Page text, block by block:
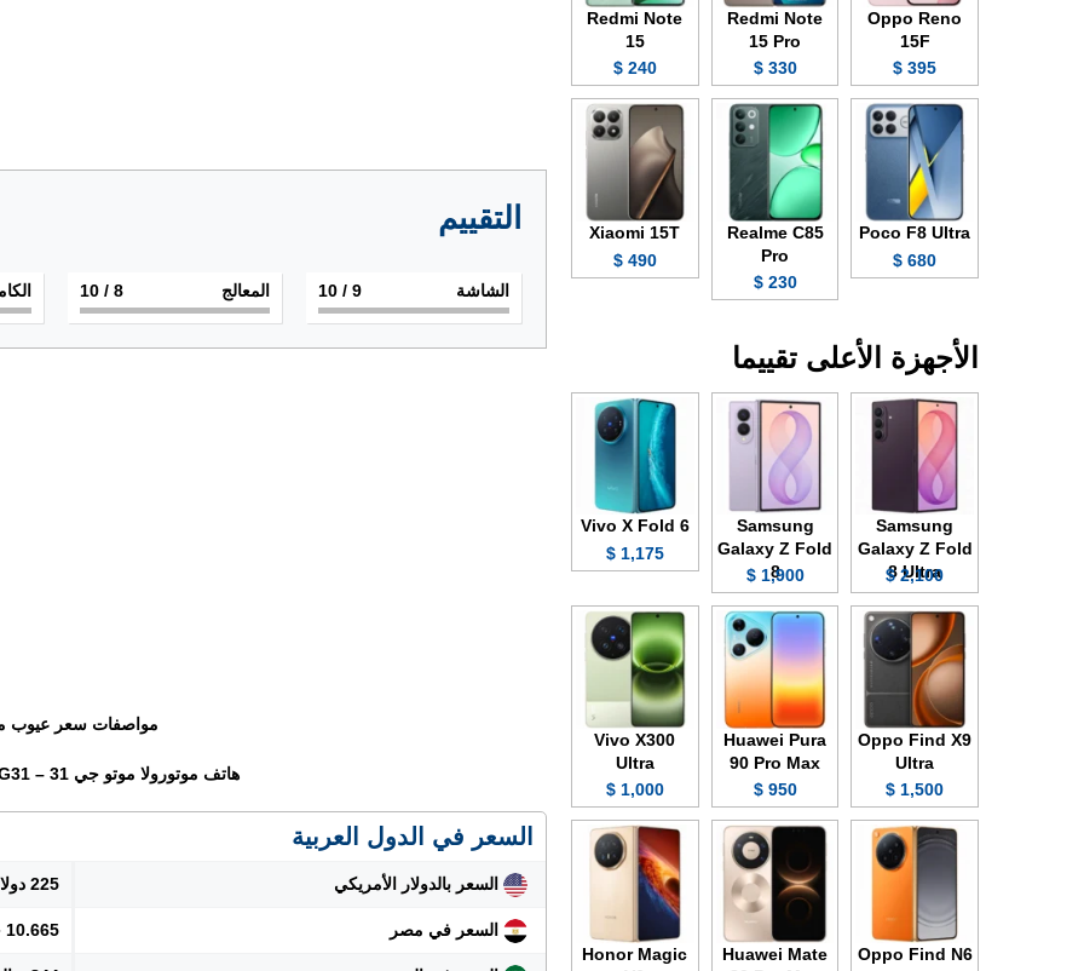
التقييم
الشاشة 9
/ 10 المعالج 8
/ 10
مواصفات سعر عيوب
هاتف موتورولا موتو جي 31 – Motorola Moto G31
السعر في الدول العربية
السعر بالدولار الأمريكي 225 دولار
السعر في مصر 10.665 جنيه
Oppo Reno
15F
395 $
Redmi Note
15 Pro
330 $
Redmi Note
15
240 $
Poco F8 Ultra
680 $
Realme C85
Pro
230 $
Xiaomi 15T
490 $
الأجهزة الأعلى تقييما
Samsung
Galaxy Z Fold
8 Ultra
2,100 $
Samsung
Galaxy Z Fold
8
1,900 $
Vivo X Fold 6
1,175 $
Oppo Find X9
Ultra
1,500 $
Huawei Pura
90 Pro Max
950 $
Vivo X300
Ultra
1,000 $
Oppo Find N6
Huawei Mate
Honor Magic